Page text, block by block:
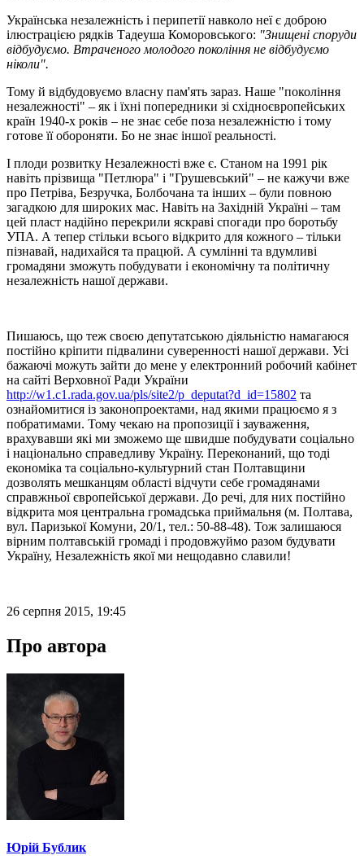
Українська незалежність і перипетії навколо неї є доброю
ілюстрацією рядків Тадеуша Коморовського: "Знищені споруди
відбудуємо. Втраченого молодого покоління не відбудуємо
ніколи".
Тому й відбудовуємо власну пам'ять зараз. Наше "покоління
незалежності" – як і їхні попередники зі східноєвропейських
країн 1940-х років – не знає себе поза незалежністю і тому
готове її обороняти. Бо не знає іншої реальності.
І плоди розвитку Незалежності вже є. Станом на 1991 рік
навіть прізвища "Петлюра" і "Грушевський" – не кажучи вже
про Петріва, Безручка, Болбочана та інших – були повною
загадкою для широких мас. Навіть на Західній Україні – там
цей пласт надійно перекрили яскраві спогади про боротьбу
УПА. А тепер стільки всього відкрито для кожного – тільки
пізнавай, надихайся та працюй. А сумлінні та вдумливі
громадяни зможуть побудувати і економічну та політичну
незалежність нашої держави.
Пишаюсь, що теж своєю депутатською діяльністю намагаюся
постійно кріпити підвалини суверенності нашої держави. Усі
бажаючі можуть зайти до мене у електронний робочий кабінет
на сайті Верховної Ради України
http://w1.c1.rada.gov.ua/pls/site2/p_deputat?d_id=15802 та
ознайомитися із законопроектами, над якими працюємо я з
побратимами. Тому чекаю на пропозиції і зауваження,
врахувавши які ми зможемо ще швидше побудувати соціально
і національно справедливу Україну. Переконаний, що тоді
економіка та соціально-культурний стан Полтавщини
дозволять мешканцям області відчути себе громадянами
справжньої європейської держави. До речі, для них постійно
відкрита моя центральна громадська приймальня (м. Полтава,
вул. Паризької Комуни, 20/1, тел.: 50-88-48). Тож залишаюся
вірним полтавській громаді і продовжуймо разом будувати
Україну, Незалежність якої ми нещодавно славили!
26 серпня 2015, 19:45
Про автора
Юрій Бублик